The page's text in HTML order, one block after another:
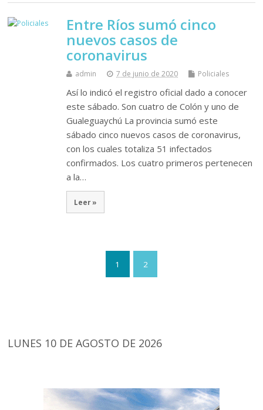
Entre Ríos sumó cinco
nuevos casos de
coronavirus
admin 7 de junio de 2020 Policiales
Así lo indicó el registro oficial dado a conocer
este sábado. Son cuatro de Colón y uno de
Gualeguaychú La provincia sumó este
sábado cinco nuevos casos de coronavirus,
con los cuales totaliza 51 infectados
confirmados. Los cuatro primeros pertenecen
a la…
Leer »
1 2
LUNES 10 DE AGOSTO DE 2026